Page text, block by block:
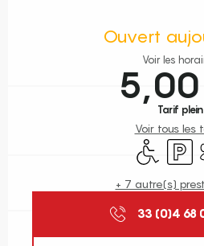
Ouvert
Voir les
Tarif plein
Voir tous les
Accès
+ 7 autre(s)
33 (0)4 68